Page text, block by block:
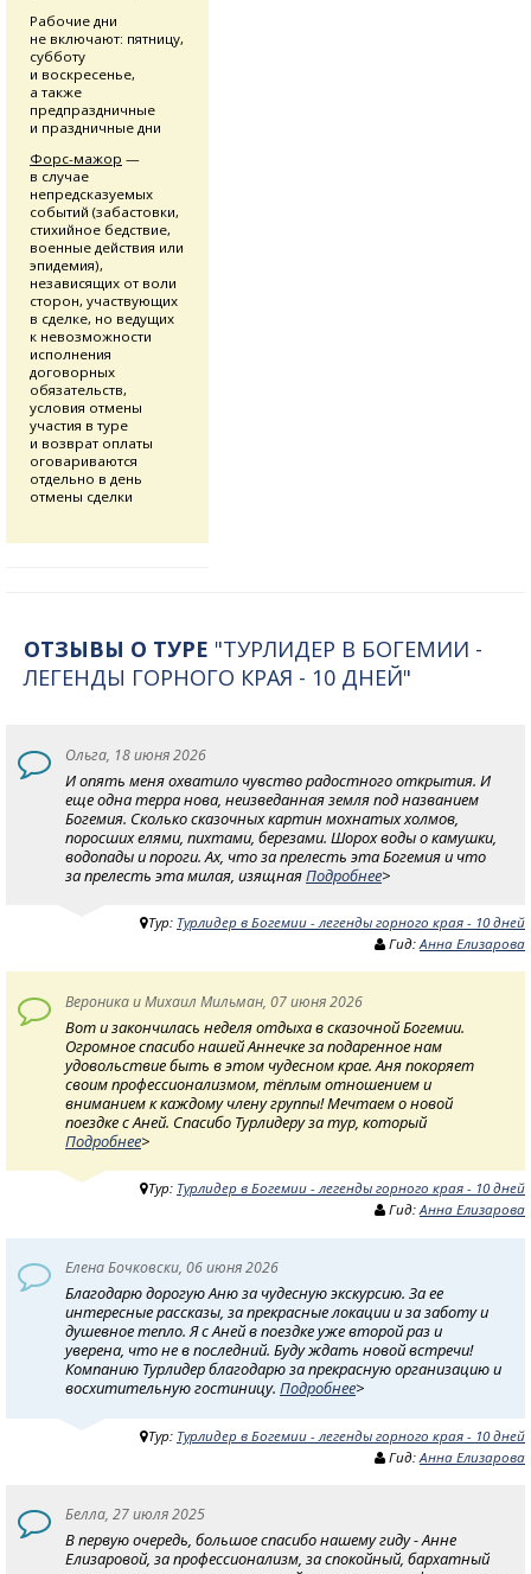
Рабочие дни
не включают: пятницу,
субботу
и воскресенье,
а также
предпраздничные
и праздничные дни
Форс-мажор —
в случае
непредсказуемых
событий (забастовки,
стихийное бедствие,
военные действия или
эпидемия),
независящих от воли
сторон, участвующих
в сделке, но ведущих
к невозможности
исполнения
договорных
обязательств,
условия отмены
участия в туре
и возврат оплаты
оговариваются
отдельно в день
отмены сделки
ОТЗЫВЫ О ТУРЕ "ТУРЛИДЕР В БОГЕМИИ -
ЛЕГЕНДЫ ГОРНОГО КРАЯ - 10 ДНЕЙ"
Ольга, 18 июня 2026
И опять меня охватило чувство радостного открытия. И
еще одна терра нова, неизведанная земля под названием
Богемия. Сколько сказочных картин мохнатых холмов,
поросших елями, пихтами, березами. Шорох воды о камушки,
водопады и пороги. Ах, что за прелесть эта Богемия и что
за прелесть эта милая, изящнаяПодробнее>
Тур: Турлидер в Богемии - легенды горного края - 10 дней
Гид:Анна Елизарова
Вероника и Михаил Мильман, 07 июня 2026
Вот и закончилась неделя отдыха в сказочной Богемии.
Огромное спасибо нашей Аннечке за подаренное нам
удовольствие быть в этом чудесном крае. Аня покоряет
своим профессионализмом, тёплым отношением и
вниманием к каждому члену группы! Мечтаем о новой
поездке с Аней. Спасибо Турлидеру за тур, который
Подробнее>
Тур: Турлидер в Богемии - легенды горного края - 10 дней
Гид:Анна Елизарова
Елена Бочковски, 06 июня 2026
Благодарю дорогую Аню за чудесную экскурсию. За ее
интересные рассказы, за прекрасные локации и за заботу и
душевное тепло. Я с Аней в поездке уже второй раз и
уверена, что не в последний. Буду ждать новой встречи!
Компанию Турлидер благодарю за прекрасную организацию и
восхитительную гостиницу. Подробнее>
Тур: Турлидер в Богемии - легенды горного края - 10 дней
Гид: Анна Елизарова
Белла, 27 июля 2025
В первую очередь, большое спасибо нашему гиду - Анне
Елизаровой, за профессионализм, за спокойный, бархатный